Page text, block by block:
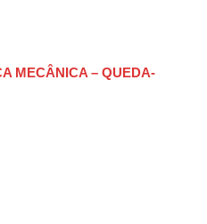
MECÂNICA – QUEDA-